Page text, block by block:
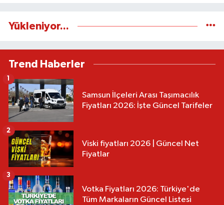
Yükleniyor...
Trend Haberler
Samsun İlçeleri Arası Taşımacılık
Fiyatları 2026: İşte Güncel Tarifeler
1
Viski fiyatları 2026 | Güncel Net
Fiyatlar
2
Votka Fiyatları 2026: Türkiye'de
Tüm Markaların Güncel Listesi
3